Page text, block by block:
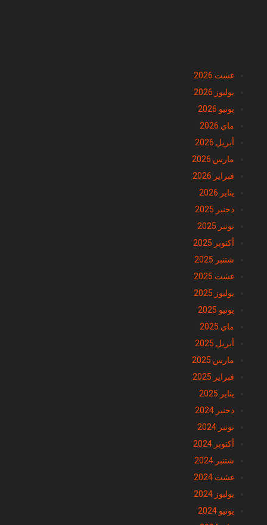
يوليوز 2026
يونيو 2026
ماي 2026
أبريل 2026
مارس 2026
فبراير 2026
يناير 2026
دجنبر 2025
نونبر 2025
أكتوبر 2025
شتنبر 2025
غشت 2025
يوليوز 2025
يونيو 2025
ماي 2025
أبريل 2025
مارس 2025
فبراير 2025
يناير 2025
دجنبر 2024
نونبر 2024
أكتوبر 2024
شتنبر 2024
غشت 2024
يوليوز 2024
يونيو 2024
ماي 2024